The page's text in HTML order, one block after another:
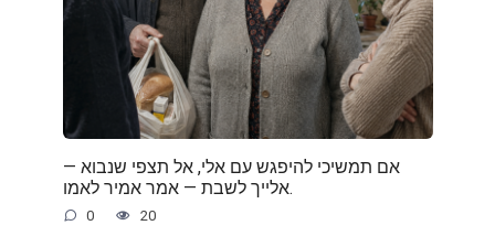
— אם תמשיכי להיפגש עם אלי, אל תצפי שנבוא
אלייך לשבת — אמר אמיר לאמו.
0 20